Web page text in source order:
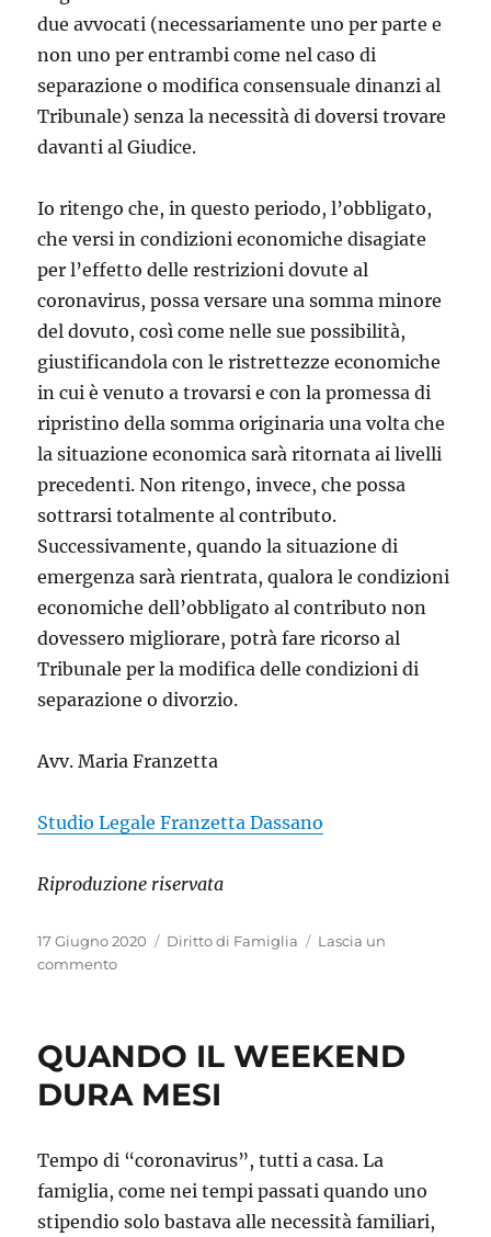
due avvocati (necessariamente uno per parte e
non uno per entrambi come nel caso di
separazione o modifica consensuale dinanzi al
Tribunale) senza la necessità di doversi trovare
davanti al Giudice.
Io ritengo che, in questo periodo, l’obbligato,
che versi in condizioni economiche disagiate
per l’effetto delle restrizioni dovute al
coronavirus, possa versare una somma minore
del dovuto, così come nelle sue possibilità,
giustificandola con le ristrettezze economiche
in cui è venuto a trovarsi e con la promessa di
ripristino della somma originaria una volta che
la situazione economica sarà ritornata ai livelli
precedenti. Non ritengo, invece, che possa
sottrarsi totalmente al contributo.
Successivamente, quando la situazione di
emergenza sarà rientrata, qualora le condizioni
economiche dell’obbligato al contributo non
dovessero migliorare, potrà fare ricorso al
Tribunale per la modifica delle condizioni di
separazione o divorzio.
Avv. Maria Franzetta
Studio Legale Franzetta Dassano
Riproduzione riservata
Pubblicato
il
17 Giugno 2020 Categorie
Diritto di Famiglia
Lascia un
commentosu
al
del
QUANDO IL WEEKEND
DURA MESI
Tempo di “coronavirus”, tutti a casa. La
famiglia, come nei tempi passati quando uno
stipendio solo bastava alle necessità familiari,